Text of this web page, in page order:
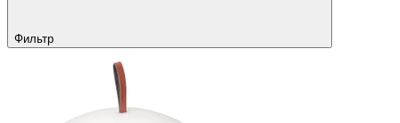
Фильтр